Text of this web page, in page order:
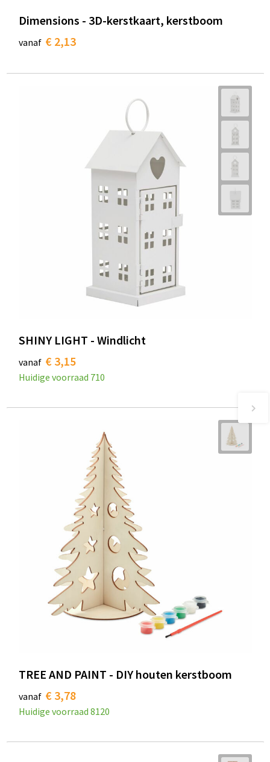
Dimensions - 3D-kerstkaart, kerstboom
vanaf € 2,13
SHINY LIGHT - Windlicht
vanaf € 3,15
Huidige voorraad 710
TREE AND PAINT - DIY houten kerstboom
vanaf € 3,78
Huidige voorraad 8120